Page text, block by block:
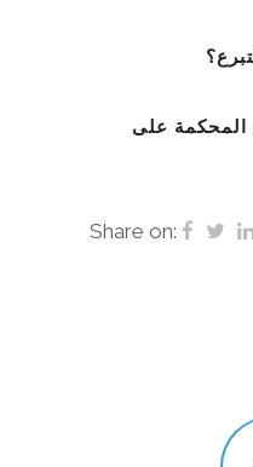
على
Share on: